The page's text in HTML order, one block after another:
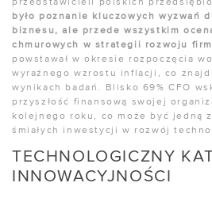
przedstawicieli polskich
było poznanie kluczowych wyzwań
biznesu, ale przede wszystkim
chmurowych w strategii rozwoju
powstawał w okresie rozpoczęcia
wyraźnego wzrostu inflacji, co
wynikach badań. Blisko 69% CFO
przyszłość finansową swojej
kolejnego roku, co może być jedną
śmiałych inwestycji w rozwój
TECHNOLOGICZNY
INNOWACYJNOŚCI